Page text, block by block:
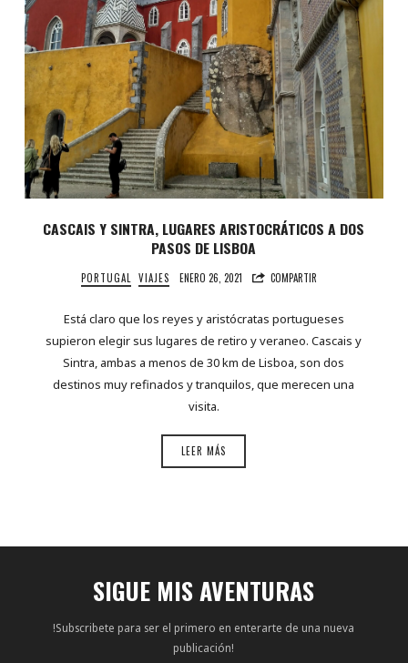
CASCAIS Y SINTRA, LUGARES ARISTOCRÁTICOS A DOS
PASOS DE LISBOA
PORTUGAL VIAJES ENERO 26, 2021 COMPARTIR
Está claro que los reyes y aristócratas portugueses
supieron elegir sus lugares de retiro y veraneo. Cascais y
Sintra, ambas a menos de 30 km de Lisboa, son dos
destinos muy refinados y tranquilos, que merecen una
visita.
LEER MÁS
SIGUE MIS AVENTURAS
!Subscribete para ser el primero en enterarte de una nueva
publicación!